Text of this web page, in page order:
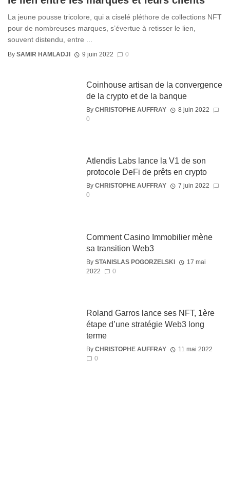
La jeune pousse tricolore, qui a ciselé pléthore de collections NFT
pour de nombreuses marques, s’évertue à retisser le lien,
souvent distendu, entre ...
By SAMIR HAMLADJI 9 juin 2022 0
Coinhouse artisan de la convergence
de la crypto et de la banque
By CHRISTOPHE AUFFRAY
8 juin 2022
0
Atlendis Labs lance la V1 de son
protocole DeFi de prêts en crypto
By CHRISTOPHE AUFFRAY
7 juin 2022
0
Comment Casino Immobilier mène
sa transition Web3
By STANISLAS POGORZELSKI
17 mai
2022
0
Roland Garros lance ses NFT, 1ère
étape d’une stratégie Web3 long
terme
By CHRISTOPHE AUFFRAY
11 mai 2022
0